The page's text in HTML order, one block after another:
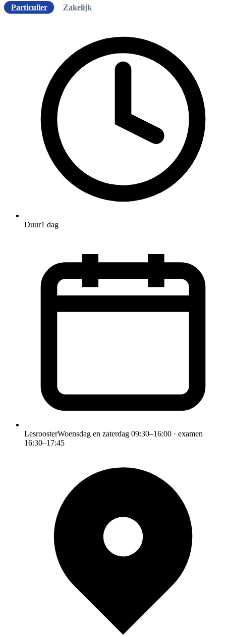
Particulier
Zakelijk
Duur1 dag
LesroosterWoensdag en zaterdag 09:30–16:00 · examen
16:30–17:45